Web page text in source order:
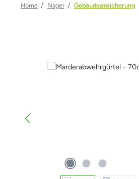
Home / Nager / Gebäudeabsicherung
Bildergalerie überspringen